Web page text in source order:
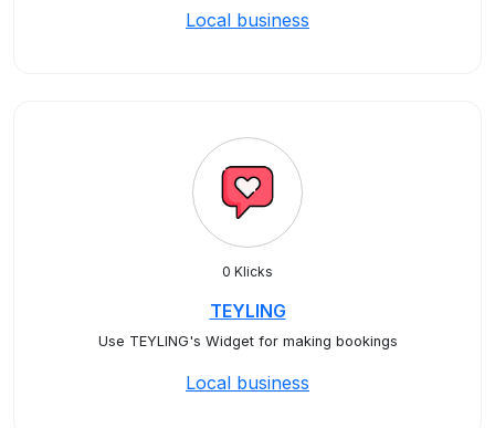
Local business
0 Klicks
TEYLING
Use TEYLING's Widget for making bookings
Local business